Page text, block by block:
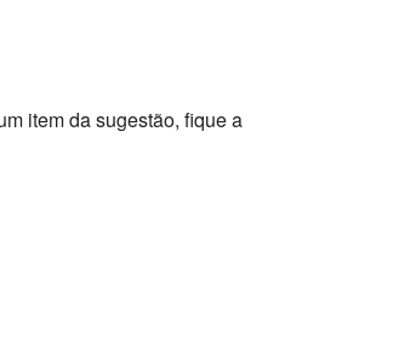
item da sugestão, fique a